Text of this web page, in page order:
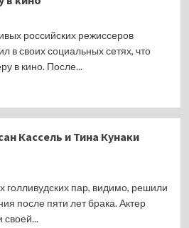
российских режиссеров
в своих социальных сетях, что
в кино. После...
Кассель и Тина Кунаки
голливудских пар, видимо, решили
после пяти лет брака. Актер